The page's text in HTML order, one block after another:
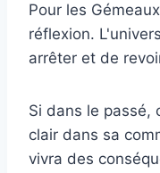
Pour les
réflexion.
arrêter et de
Si dans le passé,
clair dans sa
vivra des